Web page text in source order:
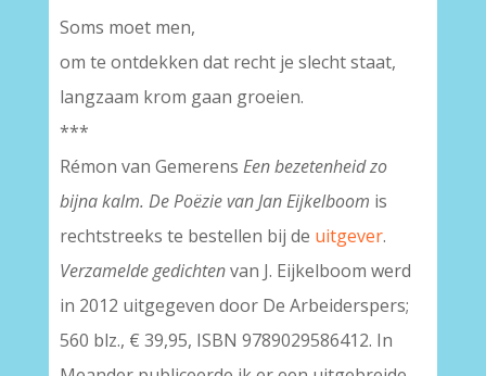
Soms moet men,
om te ontdekken dat recht je slecht staat,
langzaam krom gaan groeien.
***
Rémon van Gemerens Een bezetenheid zo
bijna kalm. De Poëzie van Jan Eijkelboom is
rechtstreeks te bestellen bij de uitgever.
Verzamelde gedichtenvan J. Eijkelboom werd
in 2012 uitgegeven door De Arbeiderspers;
560 blz., € 39,95, ISBN 9789029586412. In